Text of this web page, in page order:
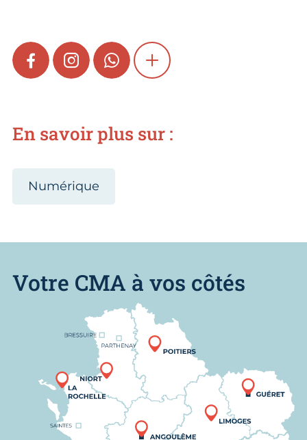
FACEBOOKINSTAGRAMWHATSAPPSHOW MORE
En savoir plus sur :
Numérique
Votre CMA à vos côtés